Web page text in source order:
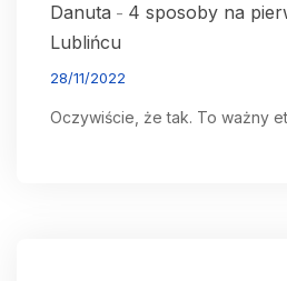
Danuta - 4 sposoby na
Lublińcu
28/11/2022
Oczywiście, że tak. To ważny